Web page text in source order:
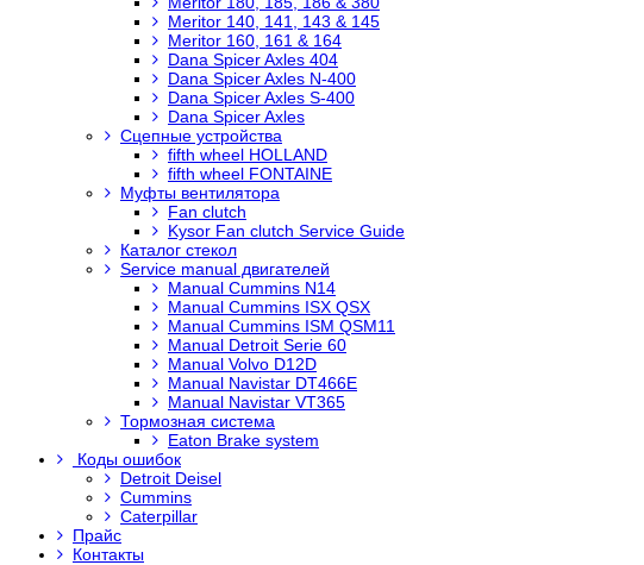
Meritor 140, 141, 143 & 145
Meritor 160, 161 & 164
Dana Spicer Axles 404
Dana Spicer Axles N-400
Dana Spicer Axles S-400
Dana Spicer Axles
Сцепные устройства
fifth wheel HOLLAND
fifth wheel FONTAINE
Муфты вентилятора
Fan clutch
Kysor Fan clutch Service Guide
Каталог стекол
Service manual двигателей
Manual Cummins N14
Manual Cummins ISX QSX
Manual Cummins ISM QSM11
Manual Detroit Serie 60
Manual Volvo D12D
Manual Navistar DT466E
Manual Navistar VT365
Тормозная система
Eaton Brake system
Коды ошибок
Detroit Deisel
Cummins
Caterpillar
Прайс
Контакты